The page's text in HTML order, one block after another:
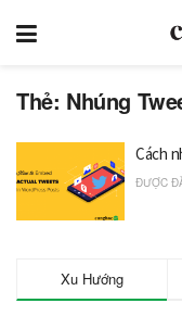
Thẻ: Nhúng
Cách
ĐƯỢC
Xu Hướng